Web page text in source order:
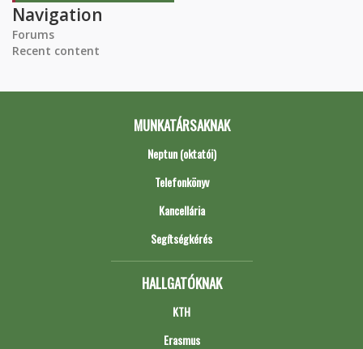
Navigation
Forums
Recent content
MUNKATÁRSAKNAK
Neptun (oktatói)
Telefonkönyv
Kancellária
Segítségkérés
HALLGATÓKNAK
KTH
Erasmus